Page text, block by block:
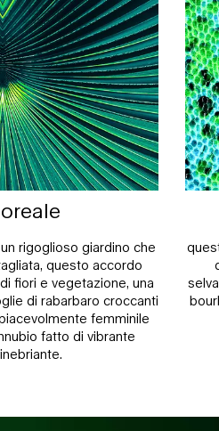
rigoglioso giardino che
questo accordo
fiori e vegetazione, una
di rabarbaro croccanti
femminile
fatto di vibrante